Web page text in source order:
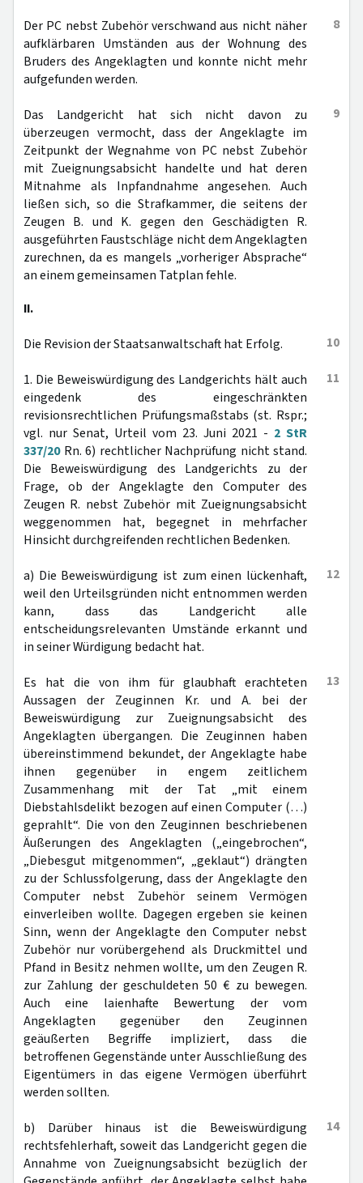
8
Der PC nebst Zubehör verschwand aus nicht näher
aufklärbaren Umständen aus der Wohnung des
Bruders des Angeklagten und konnte nicht mehr
aufgefunden werden.
9
Das Landgericht hat sich nicht davon zu
überzeugen vermocht, dass der Angeklagte im
Zeitpunkt der Wegnahme von PC nebst Zubehör
mit Zueignungsabsicht handelte und hat deren
Mitnahme als Inpfandnahme angesehen. Auch
ließen sich, so die Strafkammer, die seitens der
Zeugen B. und K. gegen den Geschädigten R.
ausgeführten Faustschläge nicht dem Angeklagten
zurechnen, da es mangels „vorheriger Absprache“
an einem gemeinsamen Tatplan fehle.
II.
10
Die Revision der Staatsanwaltschaft hat Erfolg.
11
1. Die Beweiswürdigung des Landgerichts hält auch
eingedenk des eingeschränkten
revisionsrechtlichen Prüfungsmaßstabs (st. Rspr.;
vgl. nur Senat, Urteil vom 23. Juni 2021 - 2 StR
337/20Rn. 6) rechtlicher Nachprüfung nicht stand.
Die Beweiswürdigung des Landgerichts zu der
Frage, ob der Angeklagte den Computer des
Zeugen R. nebst Zubehör mit Zueignungsabsicht
weggenommen hat, begegnet in mehrfacher
Hinsicht durchgreifenden rechtlichen Bedenken.
12
a) Die Beweiswürdigung ist zum einen lückenhaft,
weil den Urteilsgründen nicht entnommen werden
kann, dass das Landgericht alle
entscheidungsrelevanten Umstände erkannt und
in seiner Würdigung bedacht hat.
13
Es hat die von ihm für glaubhaft erachteten
Aussagen der Zeuginnen Kr. und A. bei der
Beweiswürdigung zur Zueignungsabsicht des
Angeklagten übergangen. Die Zeuginnen haben
übereinstimmend bekundet, der Angeklagte habe
ihnen gegenüber in engem zeitlichem
Zusammenhang mit der Tat „mit einem
Diebstahlsdelikt bezogen auf einen Computer (…)
geprahlt“. Die von den Zeuginnen beschriebenen
Äußerungen des Angeklagten („eingebrochen“,
„Diebesgut mitgenommen“, „geklaut“) drängten
zu der Schlussfolgerung, dass der Angeklagte den
Computer nebst Zubehör seinem Vermögen
einverleiben wollte. Dagegen ergeben sie keinen
Sinn, wenn der Angeklagte den Computer nebst
Zubehör nur vorübergehend als Druckmittel und
Pfand in Besitz nehmen wollte, um den Zeugen R.
zur Zahlung der geschuldeten 50 € zu bewegen.
Auch eine laienhafte Bewertung der vom
Angeklagten gegenüber den Zeuginnen
geäußerten Begriffe impliziert, dass die
betroffenen Gegenstände unter Ausschließung des
Eigentümers in das eigene Vermögen überführt
werden sollten.
14
b) Darüber hinaus ist die Beweiswürdigung
rechtsfehlerhaft, soweit das Landgericht gegen die
Annahme von Zueignungsabsicht bezüglich der